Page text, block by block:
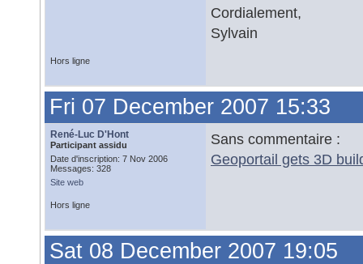
Cordialement,
Sylvain
Hors ligne
Fri 07 December 2007 15:33
René-Luc D'Hont
Participant assidu
Date d'inscription: 7 Nov 2006
Messages: 328
Site web
Sans commentaire :
Geoportail gets 3D
Hors ligne
Sat 08 December 2007 19:05